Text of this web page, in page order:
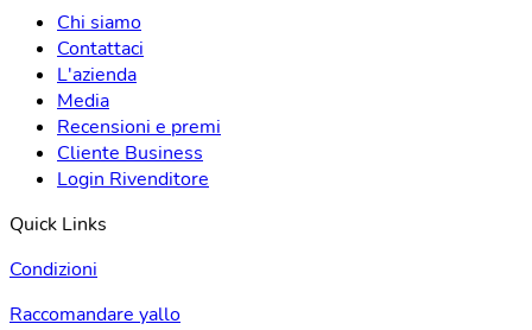
Chi siamo
Contattaci
L'azienda
Media
Recensioni e premi
Cliente Business
Login Rivenditore
Quick Links
Condizioni
Raccomandare yallo